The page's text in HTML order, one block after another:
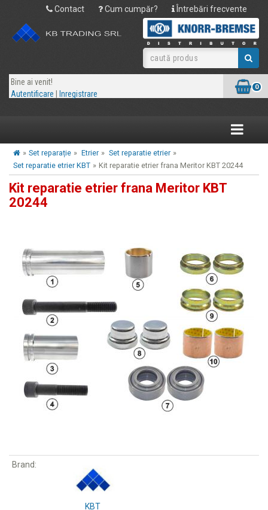
Contact Cum cumpăr? Întrebări frecvente
Bine ai venit!
Autentificare
Inregistrare
0
Toggle
» Set reparație » Etrier » Set reparatie etrier »
Set reparatie etrier KBT » Kit reparatie etrier frana Meritor KBT 20244
Kit reparatie etrier frana Meritor KBT
20244
Brand:
KBT